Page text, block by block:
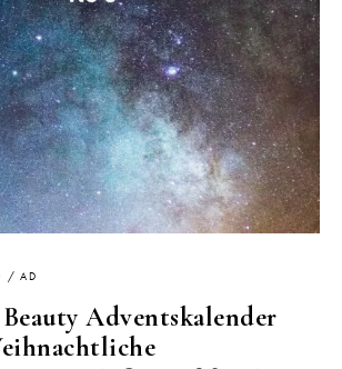
/ AD
Adventskalender